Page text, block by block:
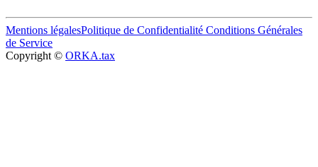
Mentions légalesPolitique de Confidentialité Conditions Générales
de Service
Copyright © ORKA.tax